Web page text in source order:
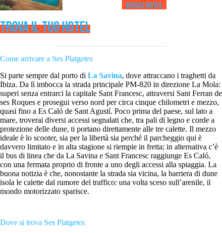
Visita l’HOTEL
TROVA IL TUO HOTEL
Come arrivare a Ses Platgetes
Si parte sempre dal porto di La Savina, dove attraccano i traghetti da
Ibiza. Da lì imbocca la strada principale PM-820 in direzione La Mola:
superi senza entrarci la capitale Sant Francesc, attraversi Sant Ferran de
ses Roques e prosegui verso nord per circa cinque chilometri e mezzo,
quasi fino a Es Caló de Sant Agustí. Poco prima del paese, sul lato a
mare, troverai diversi accessi segnalati che, tra pali di legno e corde a
protezione delle dune, ti portano direttamente alle tre calette. Il mezzo
ideale è lo scooter, sia per la libertà sia perché il parcheggio qui è
davvero limitato e in alta stagione si riempie in fretta; in alternativa c’è
il bus di linea che da La Savina e Sant Francesc raggiunge Es Caló,
con una fermata proprio di fronte a uno degli accessi alla spiaggia. La
buona notizia è che, nonostante la strada sia vicina, la barriera di dune
isola le calette dal rumore del traffico: una volta sceso sull’arenile, il
mondo motorizzato sparisce.
Dove si trova Ses Platgetes